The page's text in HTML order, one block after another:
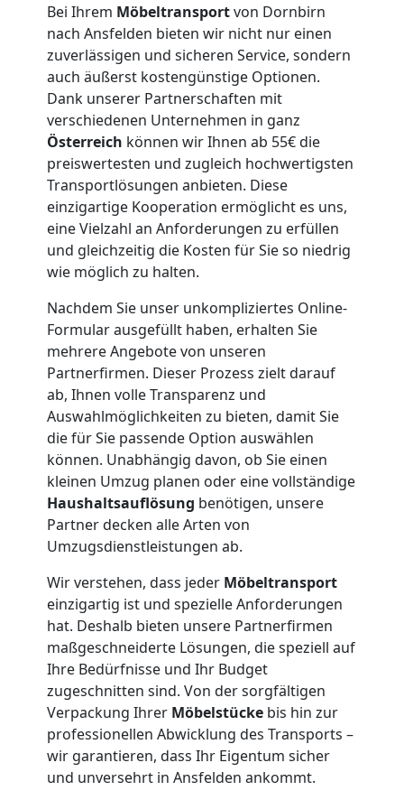
Bei Ihrem Möbeltransportvon Dornbirn
nach Ansfelden bieten wir nicht nur einen
zuverlässigen und sicheren Service, sondern
auch äußerst kostengünstige Optionen.
Dank unserer Partnerschaften mit
verschiedenen Unternehmen in ganz
Österreich können wir Ihnen ab 55€ die
preiswertesten und zugleich hochwertigsten
Transportlösungen anbieten. Diese
einzigartige Kooperation ermöglicht es uns,
eine Vielzahl an Anforderungen zu erfüllen
und gleichzeitig die Kosten für Sie so niedrig
wie möglich zu halten.
Nachdem Sie unser unkompliziertes Online-
Formular ausgefüllt haben, erhalten Sie
mehrere Angebote von unseren
Partnerfirmen. Dieser Prozess zielt darauf
ab, Ihnen volle Transparenz und
Auswahlmöglichkeiten zu bieten, damit Sie
die für Sie passende Option auswählen
können. Unabhängig davon, ob Sie einen
kleinen Umzug planen oder eine vollständige
Haushaltsauflösung benötigen, unsere
Partner decken alle Arten von
Umzugsdienstleistungen ab.
Wir verstehen, dass jeder Möbeltransport
einzigartig ist und spezielle Anforderungen
hat. Deshalb bieten unsere Partnerfirmen
maßgeschneiderte Lösungen, die speziell auf
Ihre Bedürfnisse und Ihr Budget
zugeschnitten sind. Von der sorgfältigen
Verpackung Ihrer Möbelstücke bis hin zur
professionellen Abwicklung des Transports –
wir garantieren, dass Ihr Eigentum sicher
und unversehrt in Ansfelden ankommt.
LKW
Möbellift
Dornbirn
Übersiedlung
Dornbirn
Klaviertransport
Dornbirn
Privatumzug
Dornbirn
Tresortransport
Dornbirn
Umzug
für